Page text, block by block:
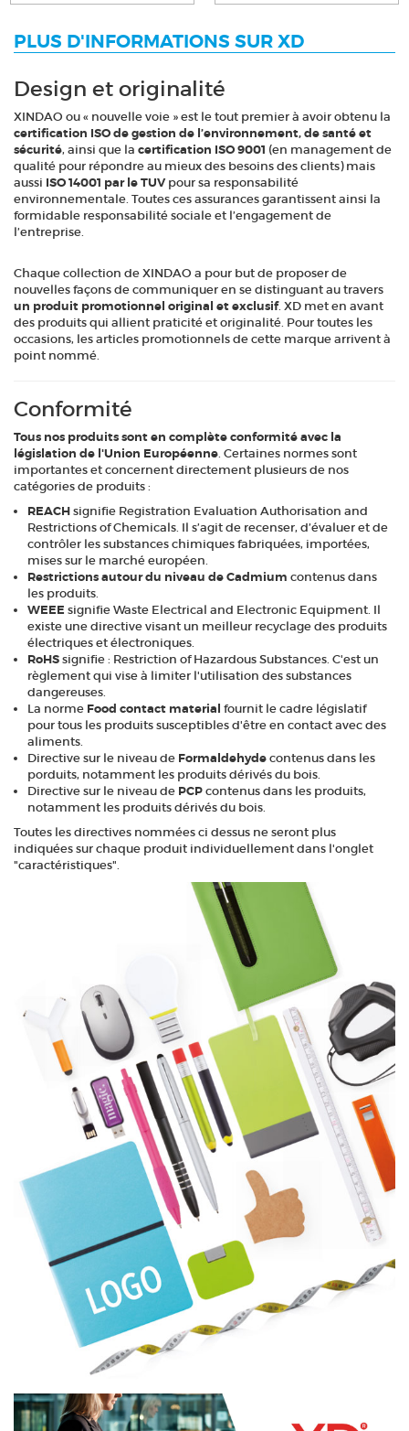
PLUS D'INFORMATIONS SUR XD
Design et originalité
XINDAO ou « nouvelle voie » est le tout premier à avoir obtenu la
certification ISO de gestion de l’environnement, de santé et
sécurité, ainsi que la certification ISO 9001 (en management de
qualité pour répondre au mieux des besoins des clients) mais
aussi ISO 14001 par le TUVpour sa responsabilité
environnementale. Toutes ces assurances garantissent ainsi la
formidable responsabilité sociale et l’engagement de
l’entreprise.
Chaque collection de XINDAO a pour but de proposer de
nouvelles façons de communiquer en se distinguant au travers
un produit promotionnel original et exclusif. XD met en avant
des produits qui allient praticité et originalité. Pour toutes les
occasions, les articles promotionnels de cette marque arrivent à
point nommé.
Conformité
Tous nos produits sont en complète conformité avec la
législation de l'Union Européenne. Certaines normes sont
importantes et concernent directement plusieurs de nos
catégories de produits :
REACHsignifie Registration Evaluation Authorisation and
Restrictions of Chemicals. Il s’agit de recenser, d’évaluer et de
contrôler les substances chimiques fabriquées, importées,
mises sur le marché européen.
Restrictions autour du niveau de Cadmium contenus dans
les produits.
WEEE signifie Waste Electrical and Electronic Equipment. Il
existe une directive visant un meilleur recyclage des produits
électriques et électroniques.
RoHSsignifie : Restriction of Hazardous Substances. C'est un
règlement qui vise à limiter l'utilisation des substances
dangereuses.
La norme Food contact material fournit le cadre législatif
pour tous les produits susceptibles d'être en contact avec des
aliments.
Directive sur le niveau de Formaldehydecontenus dans les
porduits, notamment les produits dérivés du bois.
Directive sur le niveau de PCPcontenus dans les produits,
notamment les produits dérivés du bois.
Toutes les directives nommées ci dessus ne seront plus
indiquées sur chaque produit individuellement dans l'onglet
"caractéristiques".